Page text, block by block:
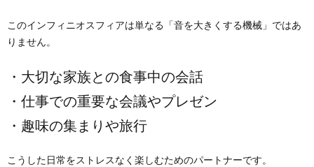
このインフィニオスフィアは単なる「音を大きくする機械」ではあ
りません。
・大切な家族との食事中の会話
・仕事での重要な会議やプレゼン
・趣味の集まりや旅行
こうした日常をストレスなく楽しむためのパートナーです。